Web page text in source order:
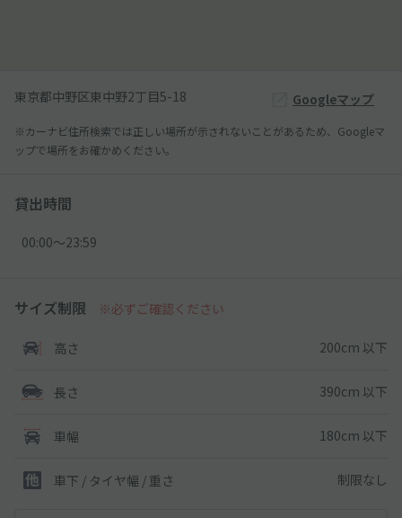
東京都中野区東中野2丁目5-18 Googleマップ
※カーナビ住所検索では正しい場所が示されないことがあるため、Googleマ
ップで場所をお確かめください。
貸出時間
00:00〜23:59
サイズ制限 ※必ずご確認ください
高さ 200cm 以下
長さ 390cm 以下
車幅 180cm 以下
車下 / タイヤ幅 / 重さ 制限なし